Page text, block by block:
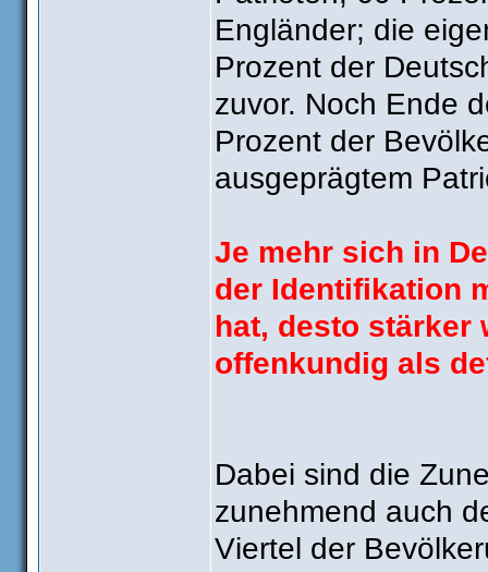
Engländer; die
Prozent der
zuvor. Noch Ende
Prozent der
ausgeprägtem
Je mehr sich in
der Identifikation
hat, desto stärker
offenkundig als
Dabei sind die
zunehmend auch
Viertel der